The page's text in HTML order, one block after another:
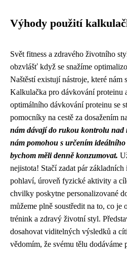
Výhody použití
Svět fitness a zdravého životního
obzvlášť když se snažíme
Naštěstí existují nástroje, které nám
Kalkulačka pro dávkování proteinu
optimálního dávkování proteinu se
pomocníky na cestě za dosažením
nám dávají do rukou kontrolu nad
nám pomohou s určením
bychom měli denně konzumovat.
nejistota! Stačí zadat pár
pohlaví, úroveň fyzické aktivity a
chvilky poskytne personalizované
můžeme plně soustředit na to, co je
trénink a zdravý životní styl.
dosahovat viditelných výsledků a
vědomím, že svému tělu dodáváme